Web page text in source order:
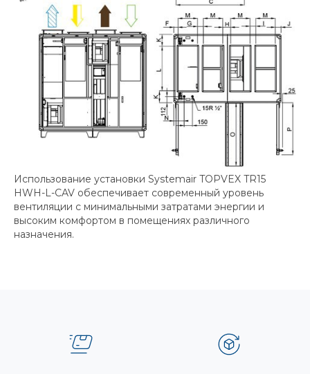
Использование установки Systemair TOPVEX TR15
HWH-L-CAV обеспечивает современный уровень
вентиляции с минимальными затратами энергии и
высоким комфортом в помещениях различного
назначения.